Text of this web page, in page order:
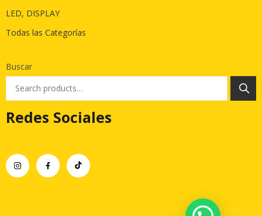
LED, DISPLAY
Todas las Categorías
Buscar
Redes Sociales